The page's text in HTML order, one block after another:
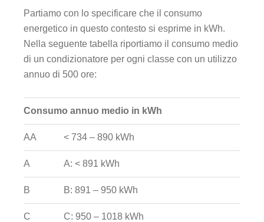
Partiamo con lo specificare che il consumo
energetico in questo contesto si esprime in kWh.
Nella seguente tabella riportiamo il consumo medio
di un condizionatore per ogni classe con un utilizzo
annuo di 500 ore:
Consumo annuo medio in kWh
AA < 734 – 890 kWh
A A: < 891 kWh
B B: 891 – 950 kWh
C C: 950 – 1018 kWh